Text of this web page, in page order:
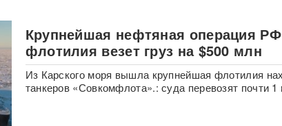
Крупнейшая нефтяная операция
флотилия везет груз на $500 млн
Из Карского моря вышла крупнейшая флотилия
танкеров «Совкомфлота».: суда перевозят почти